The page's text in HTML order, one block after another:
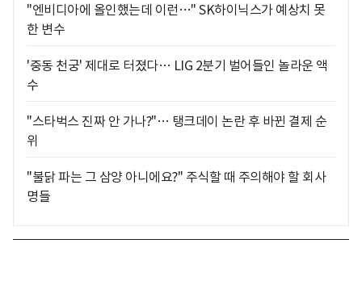
"엔비디아에 올인했는데 이런…" SK하이닉스가 예상치 못
한 변수
'중동 천궁' 제대로 터졌다… LIG 2분기 벌어들인 놀라운 액
수
"스타벅스 진짜 안 가나?"… 탱크데이 논란 후 바뀐 결제 순
위
"불닭 파는 그 삼양 아니에요?" 주식할 때 주의해야 할 회사
명들